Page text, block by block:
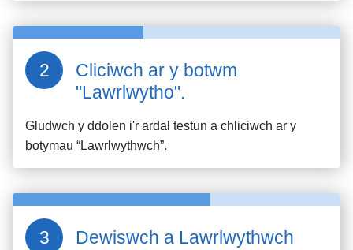
Cliciwch ar y botwm
"Lawrlwytho".
Gludwch y ddolen i'r ardal testun a chliciwch ar y
botymau “Lawrlwythwch”.
Dewiswch a Lawrlwythwch